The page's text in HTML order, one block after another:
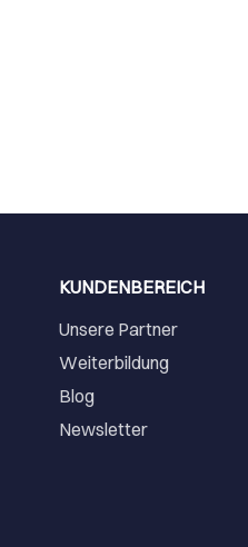
KUNDENBEREICH
Unsere Partner
Weiterbildung
Blog
Newsletter